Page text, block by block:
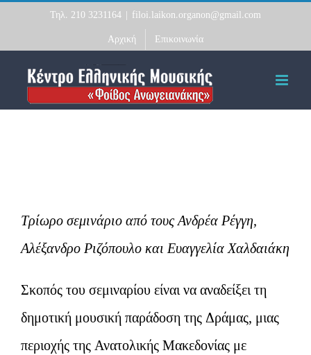
content
Τηλ. 210 3231164 filoi.laikon.organon@gmail.com
Αρχική Επικοινωνία
Τρίωρο σεμινάριο από τους Ανδρέα Ρέγγη,
Αλέξανδρο Ριζόπουλο και Ευαγγελία Χαλδαιάκη
Σκοπός του σεμιναρίου είναι να αναδείξει τη
δημοτική μουσική παράδοση της Δράμας, μιας
περιοχής της Ανατολικής Μακεδονίας με